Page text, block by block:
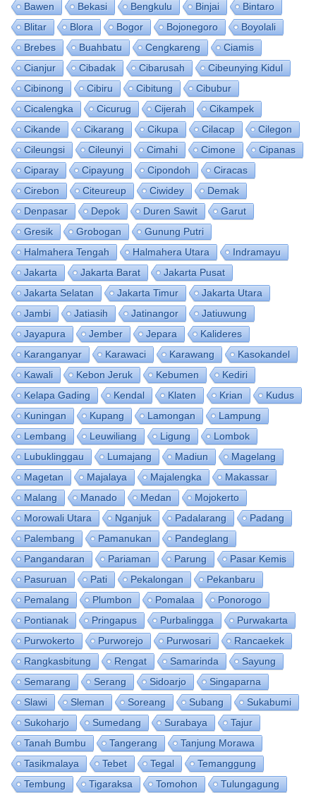
Bawen
Bekasi Bengkulu Binjai
Bintaro
Blitar
Blora Bogor Bojonegoro
Boyolali
Brebes
Buahbatu Cengkareng
Ciamis
Cianjur
Cibadak Cibarusah
Cibeunying Kidul
Cibinong
Cibiru Cibitung
Cibubur
Cicalengka
Cicurug Cijerah
Cikampek
Cikande
Cikarang Cikupa Cilacap
Cilegon
Cileungsi
Cileunyi Cimahi Cimone
Cipanas
Ciparay
Cipayung Cipondoh
Ciracas
Cirebon
Citeureup Ciwidey
Demak
Denpasar
Depok Duren Sawit
Garut
Gresik
Grobogan
Gunung Putri
Halmahera Tengah
Halmahera Utara
Indramayu
Jakarta
Jakarta Barat
Jakarta Pusat
Jakarta Selatan
Jakarta Timur
Jakarta Utara
Jambi
Jatiasih Jatinangor
Jatiuwung
Jayapura
Jember Jepara
Kalideres
Karanganyar
Karawaci Karawang
Kasokandel
Kawali
Kebon Jeruk Kebumen
Kediri
Kelapa Gading
Kendal Klaten Krian
Kudus
Kuningan
Kupang Lamongan
Lampung
Lembang
Leuwiliang Ligung
Lombok
Lubuklinggau
Lumajang Madiun
Magelang
Magetan
Majalaya Majalengka
Makassar
Malang
Manado Medan
Mojokerto
Morowali Utara
Nganjuk Padalarang
Padang
Palembang
Pamanukan
Pandeglang
Pangandaran
Pariaman Parung
Pasar Kemis
Pasuruan
Pati Pekalongan
Pekanbaru
Pemalang
Plumbon Pomalaa
Ponorogo
Pontianak
Pringapus Purbalingga
Purwakarta
Purwokerto
Purworejo Purwosari
Rancaekek
Rangkasbitung
Rengat Samarinda
Sayung
Semarang
Serang Sidoarjo
Singaparna
Slawi
Sleman Soreang Subang
Sukabumi
Sukoharjo
Sumedang Surabaya
Tajur
Tanah Bumbu
Tangerang
Tanjung Morawa
Tasikmalaya
Tebet Tegal
Temanggung
Tembung
Tigaraksa Tomohon Tulungagung